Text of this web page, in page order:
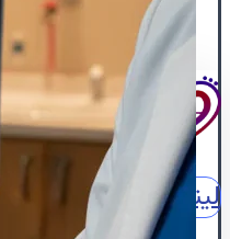
لینکدین اینستاگرام آپارات